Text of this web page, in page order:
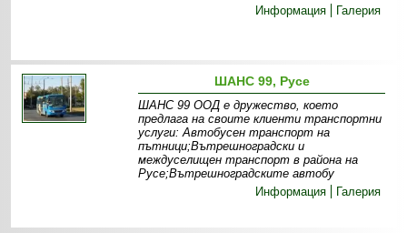
Информация
Галерия
ШАНС 99, Русе
ШАНС 99 ООД е дружество, което
предлага на своите клиенти транспортни
услуги: Автобусен транспорт на
пътници;Вътрешноградски и
междуселищен транспорт в района на
Русе;Вътрешноградските автобу
Информация
Галерия